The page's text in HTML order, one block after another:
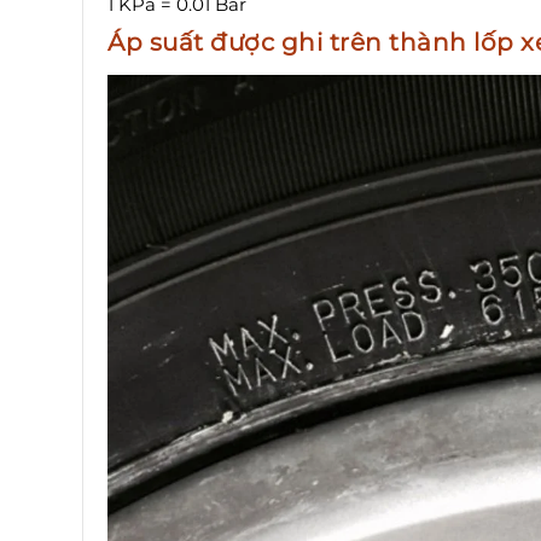
Áp suất được ghi trên thành lốp